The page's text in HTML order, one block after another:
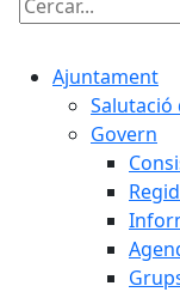
Cercar:
Ajuntament
Salutació
Govern